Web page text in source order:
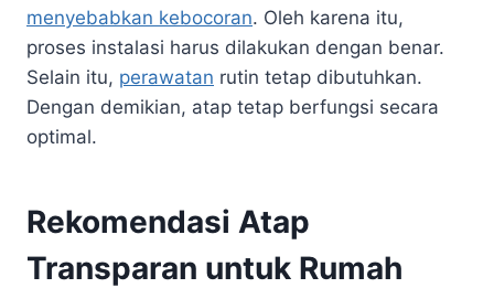
menyebabkan kebocoran. Oleh karena itu,
proses instalasi harus dilakukan dengan benar.
Selain itu, perawatan rutin tetap dibutuhkan.
Dengan demikian, atap tetap berfungsi secara
optimal.
Rekomendasi Atap
Transparan untuk Rumah